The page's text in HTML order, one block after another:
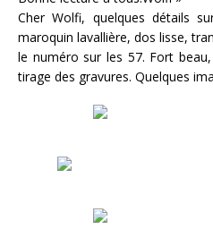
Cher Wolfi, quelques détails
maroquin lavallière, dos lisse,
le numéro sur les 57. Fort
tirage des gravures. Quelques